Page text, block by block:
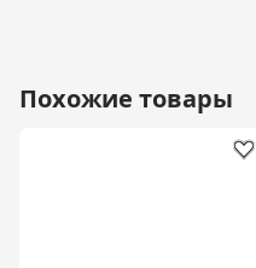
Похожие товары